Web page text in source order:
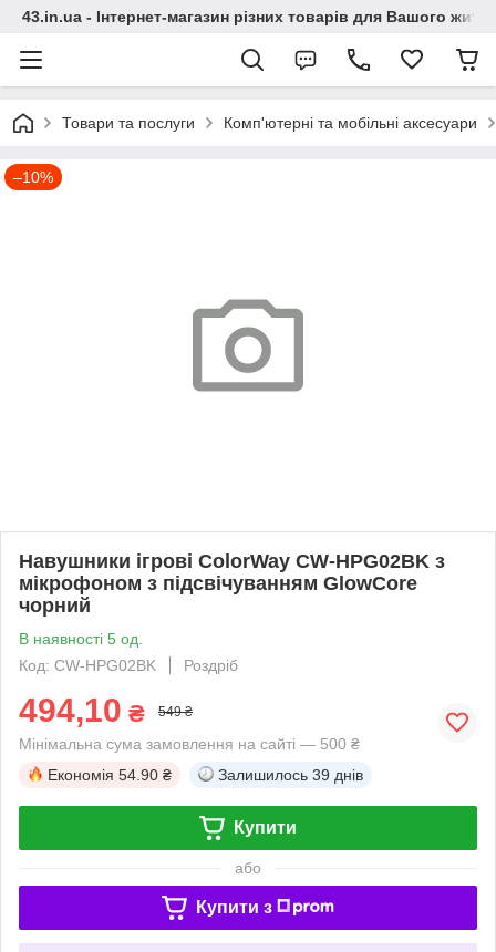
43.in.ua - Інтернет-магазин різних товарів для Вашого
Товари та послуги Комп'ютерні та мобільні аксесуари
–10%
Навушники ігрові ColorWay CW-HPG02BK з
мікрофоном з підсвічуванням GlowCore
чорний
В наявності 5 од.
Код: CW-HPG02BK
Роздріб
494,10 ₴ 549 ₴
Мінімальна сума замовлення на сайті — 500 ₴
Економія 54.90 ₴ Залишилось 39 днів
Купити
або
Купити з